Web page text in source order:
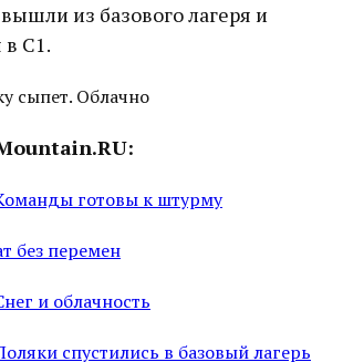
из базового лагеря и
С1.
сыпет. Облачно
готовы к штурму
без перемен
и облачность
спустились в базовый лагерь